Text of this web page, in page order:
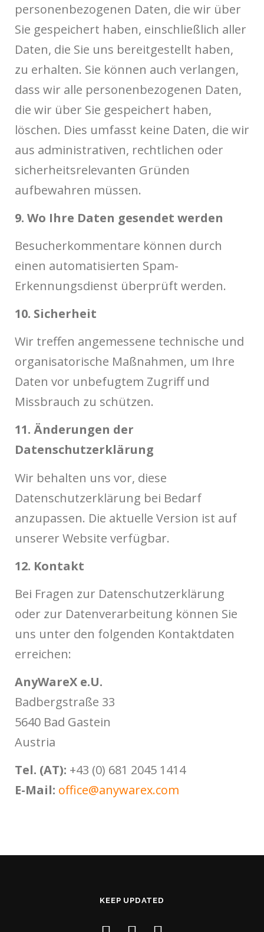
personenbezogenen Daten, die wir über
Sie gespeichert haben, einschließlich aller
Daten, die Sie uns bereitgestellt haben,
zu erhalten. Sie können auch verlangen,
dass wir alle personenbezogenen Daten,
die wir über Sie gespeichert haben,
löschen. Dies umfasst keine Daten, die wir
aus administrativen, rechtlichen oder
sicherheitsrelevanten Gründen
aufbewahren müssen.
9. Wo Ihre Daten gesendet werden
Besucherkommentare können durch
einen automatisierten Spam-
Erkennungsdienst überprüft werden.
10. Sicherheit
Wir treffen angemessene technische und
organisatorische Maßnahmen, um Ihre
Daten vor unbefugtem Zugriff und
Missbrauch zu schützen.
11. Änderungen der
Datenschutzerklärung
Wir behalten uns vor, diese
Datenschutzerklärung bei Bedarf
anzupassen. Die aktuelle Version ist auf
unserer Website verfügbar.
12. Kontakt
Bei Fragen zur Datenschutzerklärung
oder zur Datenverarbeitung können Sie
uns unter den folgenden Kontaktdaten
erreichen:
AnyWareX e.U.
Badbergstraße 33
5640 Bad Gastein
Austria
Tel. (AT): +43 (0) 681 2045 1414
E-Mail: office@anywarex.com
KEEP UPDATED